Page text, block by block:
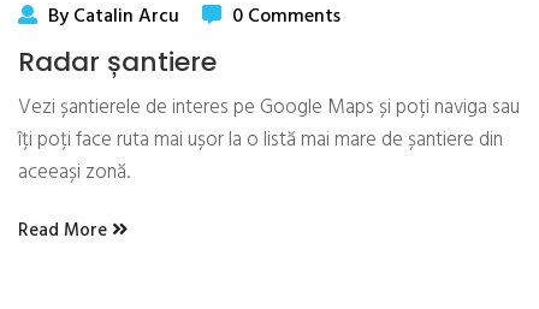
By Catalin Arcu 0 Comments
Radar șantiere
Vezi șantierele de interes pe Google Maps și poți naviga sau
îți poți face ruta mai ușor la o listă mai mare de șantiere din
aceeași zonă.
Read More